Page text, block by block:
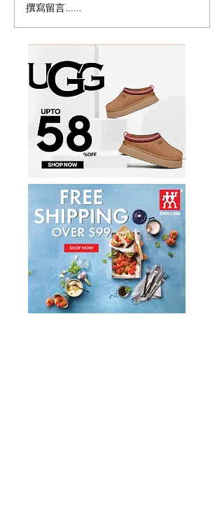
历史新低！Samsonite 新
秀丽 Winfield 2 全PC
20+28寸 黑色拉杆行李箱2
件套1.7折
撰寫留言......